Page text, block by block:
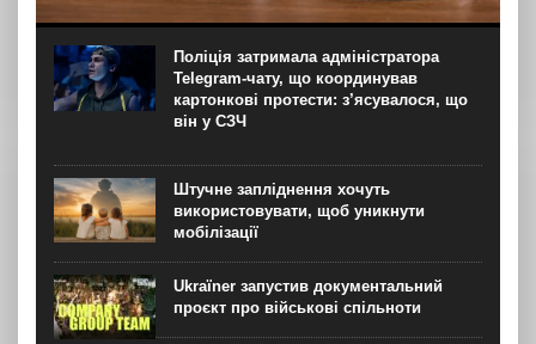
Господарський суд Рівненської області вирішив стягнути
з ТОВ “Домпромбуд” на користь ДП Міністерства
оборони “Агенція оборонних закупівель” 24,88 млн грн за
невчасно поставлені дрони. Про це свідчить рішення
суду...
Поліція затримала адміністратора
Telegram-чату, що координував
картонкові протести: з’ясувалося, що
він у СЗЧ
Штучне запліднення хочуть
використовувати, щоб уникнути
мобілізації
Ukraїner запустив документальний
проєкт про військові спільноти